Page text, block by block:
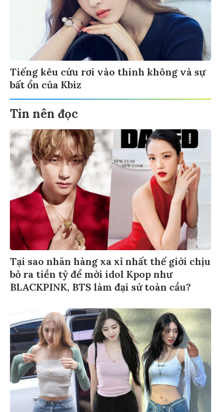
Tiếng kêu cứu rơi vào thinh không và sự
bất ổn của Kbiz
Tin nên đọc
Tại sao nhãn hàng xa xỉ nhất thế giới chịu
bỏ ra tiền tỷ để mời idol Kpop như
BLACKPINK, BTS làm đại sứ toàn cầu?